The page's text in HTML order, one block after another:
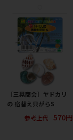
［三晃商会］ヤドカリ
の 宿替え貝がらS
参考上代
570円